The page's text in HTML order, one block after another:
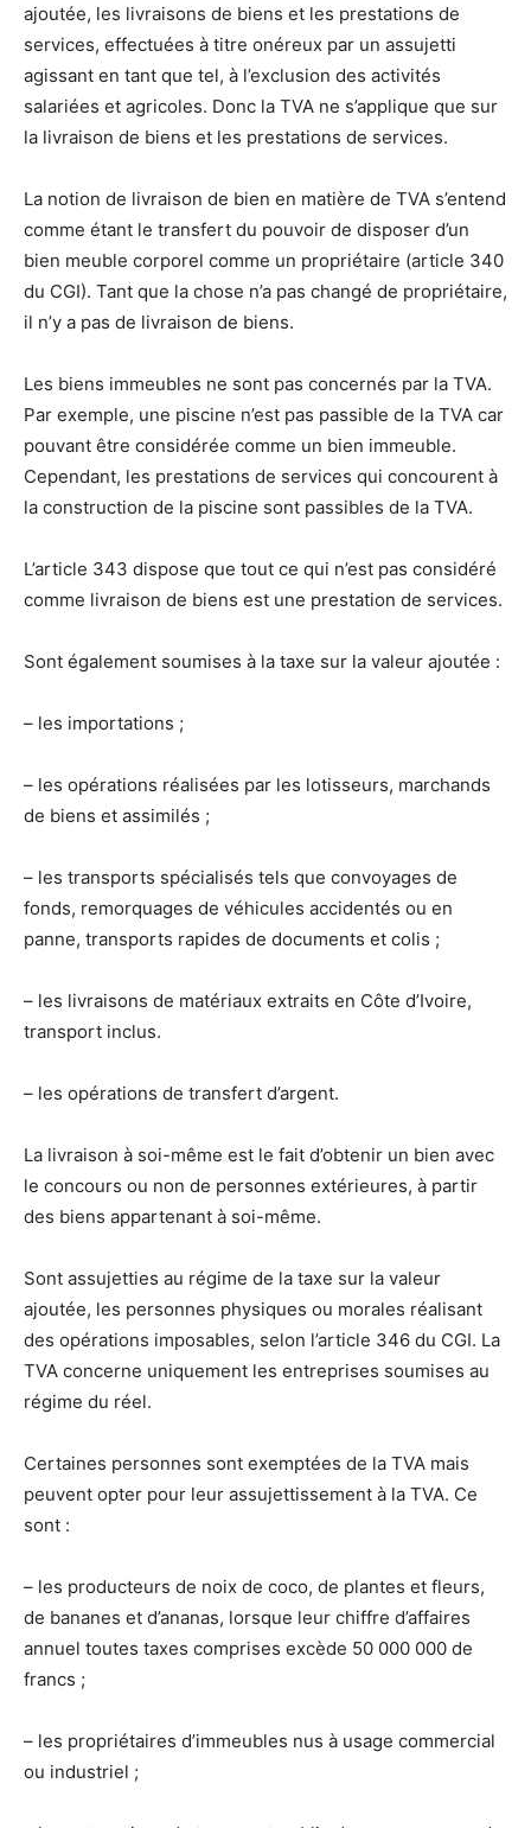
ajoutée, les livraisons de biens et les prestations de
services, effectuées à titre onéreux par un assujetti
agissant en tant que tel, à l’exclusion des activités
salariées et agricoles. Donc la TVA ne s’applique que sur
la livraison de biens et les prestations de services.
La notion de livraison de bien en matière de TVA s’entend
comme étant le transfert du pouvoir de disposer d’un
bien meuble corporel comme un propriétaire (article 340
du CGI). Tant que la chose n’a pas changé de propriétaire,
il n’y a pas de livraison de biens.
Les biens immeubles ne sont pas concernés par la TVA.
Par exemple, une piscine n’est pas passible de la TVA car
pouvant être considérée comme un bien immeuble.
Cependant, les prestations de services qui concourent à
la construction de la piscine sont passibles de la TVA.
L’article 343 dispose que tout ce qui n’est pas considéré
comme livraison de biens est une prestation de services.
Sont également soumises à la taxe sur la valeur ajoutée :
– les importations ;
– les opérations réalisées par les lotisseurs, marchands
de biens et assimilés ;
– les transports spécialisés tels que convoyages de
fonds, remorquages de véhicules accidentés ou en
panne, transports rapides de documents et colis ;
– les livraisons de matériaux extraits en Côte d’Ivoire,
transport inclus.
– les opérations de transfert d’argent.
La livraison à soi-même est le fait d’obtenir un bien avec
le concours ou non de personnes extérieures, à partir
des biens appartenant à soi-même.
Sont assujetties au régime de la taxe sur la valeur
ajoutée, les personnes physiques ou morales réalisant
des opérations imposables, selon l’article 346 du CGI. La
TVA concerne uniquement les entreprises soumises au
régime du réel.
Certaines personnes sont exemptées de la TVA mais
peuvent opter pour leur assujettissement à la TVA. Ce
sont :
– les producteurs de noix de coco, de plantes et fleurs,
de bananes et d’ananas, lorsque leur chiffre d’affaires
annuel toutes taxes comprises excède 50 000 000 de
francs ;
– les propriétaires d’immeubles nus à usage commercial
ou industriel ;